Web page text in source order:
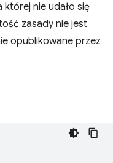
nie udało się
zasady nie jest
opublikowane przez